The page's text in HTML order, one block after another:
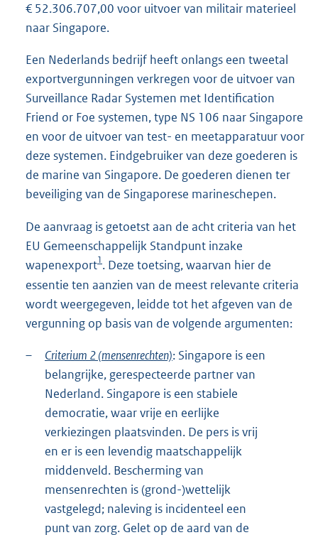
€ 52.306.707,00 voor uitvoer van militair materieel
naar Singapore.
Een Nederlands bedrijf heeft onlangs een tweetal
exportvergunningen verkregen voor de uitvoer van
Surveillance Radar Systemen met Identification
Friend or Foe systemen, type NS 106 naar Singapore
en voor de uitvoer van test- en meetapparatuur voor
deze systemen. Eindgebruiker van deze goederen is
de marine van Singapore. De goederen dienen ter
beveiliging van de Singaporese marineschepen.
De aanvraag is getoetst aan de acht criteria van het
EU Gemeenschappelijk Standpunt inzake
wapenexport1. Deze toetsing, waarvan hier de
essentie ten aanzien van de meest relevante criteria
wordt weergegeven, leidde tot het afgeven van de
vergunning op basis van de volgende argumenten:
– Criterium 2 (mensenrechten): Singapore is een
belangrijke, gerespecteerde partner van
Nederland. Singapore is een stabiele
democratie, waar vrije en eerlijke
verkiezingen plaatsvinden. De pers is vrij
en er is een levendig maatschappelijk
middenveld. Bescherming van
mensenrechten is (grond-)wettelijk
vastgelegd; naleving is incidenteel een
punt van zorg. Gelet op de aard van de